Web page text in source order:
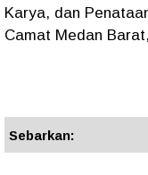
Karya, dan
Camat Medan
Sebarkan: